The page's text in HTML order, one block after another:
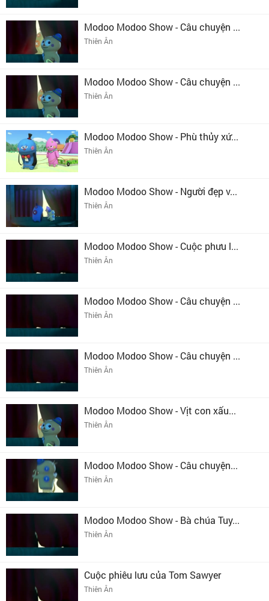
Modoo Modoo Show - Câu chuyện ...
Thiên Ân
Modoo Modoo Show - Câu chuyện ...
Thiên Ân
Modoo Modoo Show - Phù thủy xứ...
Thiên Ân
Modoo Modoo Show - Người đẹp v...
Thiên Ân
Modoo Modoo Show - Cuộc phưu l...
Thiên Ân
Modoo Modoo Show - Câu chuyện ...
Thiên Ân
Modoo Modoo Show - Câu chuyện ...
Thiên Ân
Modoo Modoo Show - Vịt con xấu...
Thiên Ân
Modoo Modoo Show - Câu chuyện...
Thiên Ân
Modoo Modoo Show - Bà chúa Tuy...
Thiên Ân
Cuộc phiêu lưu của Tom Sawyer
Thiên Ân